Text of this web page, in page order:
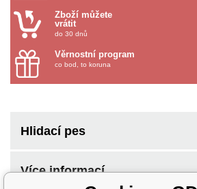
Zboží můžete
vrátit
do 30 dnů
Věrnostní program
co bod, to koruna
Hlidací pes
Více informací